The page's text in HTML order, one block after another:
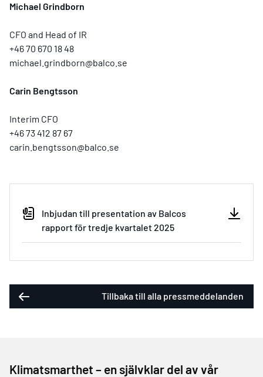
Michael Grindborn
CFO and Head of IR
+46 70 670 18 48
michael.grindborn@balco.se
Carin Bengtsson
Interim CFO
+46 73 412 87 67
carin.bengtsson@balco.se
Inbjudan till presentation av Balcos
rapport för tredje kvartalet 2025
Tillbaka till alla pressmeddelanden
Klimatsmarthet – en självklar del av vår